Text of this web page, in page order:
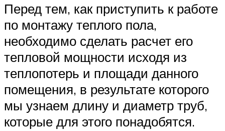
Перед тем, как приступить к работе
по монтажу теплого пола,
необходимо сделать расчет его
тепловой мощности исходя из
теплопотерь и площади данного
помещения, в результате которого
мы узнаем длину и диаметр труб,
которые для этого понадобятся.